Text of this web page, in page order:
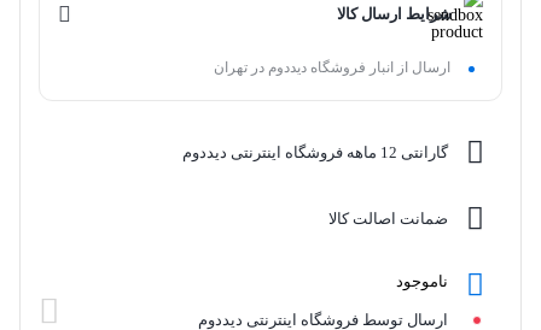
شرایط ارسال کالا
ارسال از انبار فروشگاه دیددوم در تهران
گارانتی 12 ماهه فروشگاه اینترنتی دیددوم
ضمانت اصالت کالا
ناموجود
ارسال توسط فروشگاه اینترنتی دیددوم